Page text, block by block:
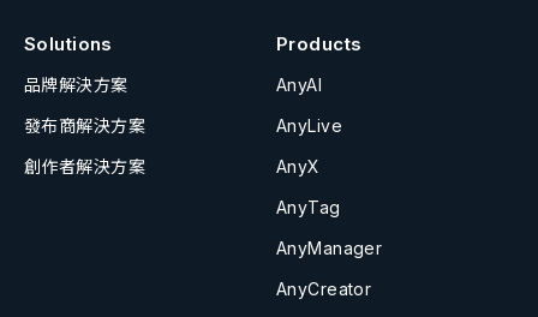
Solutions
品牌解決方案
發布商解決方案
創作者解決方案
Products
AnyAI
AnyLive
AnyX
AnyTag
AnyManager
AnyCreator